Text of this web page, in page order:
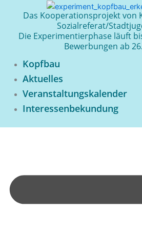
Das Kooperationsprojekt von
Sozialreferat/
Die Experimentierphase läuft
Bewerbungen ab
Kopfbau
Aktuelles
Veranstaltungskalender
Interessenbekundung